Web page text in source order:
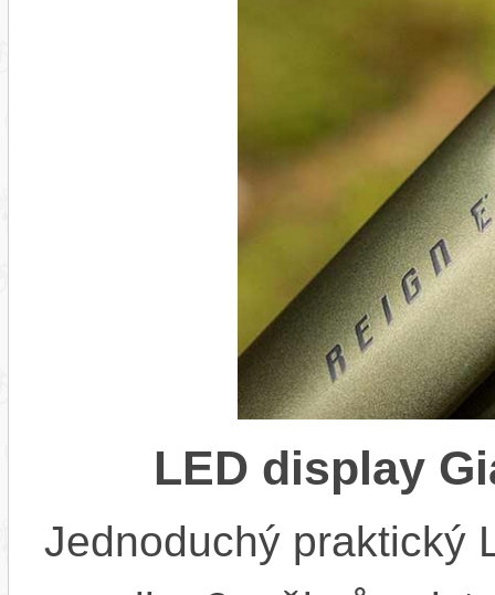
LED display
Jednoduchý praktický